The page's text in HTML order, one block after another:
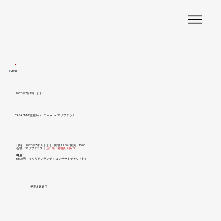
EVENT
2026年7月19日（日）
CASA EMME主催 Lunch Concert at マリフテラス
日時：2026年7月19日（日）開場 12:00 / 閉演：15:00
会場：マリフテラス｜​ 山口県田布施町別府39
​​料金：
5,500円（イタリアンランチ＋コンサートチケット付）
予定枚数終了